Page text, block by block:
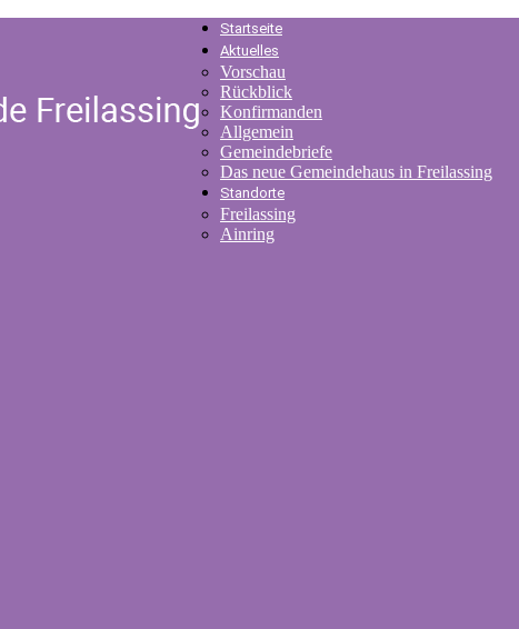
Startseite
Aktuelles
Vorschau
Rückblick
Konfirmanden
Allgemein
Gemeindebriefe
Das neue Gemeindehaus in Freilassing
Standorte
Freilassing
Ainring